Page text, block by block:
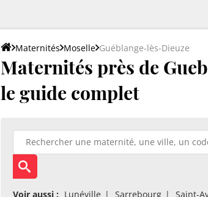
Maternités Moselle Guéblange-lès-Dieuze
Maternités près de
le guide complet
Voir aussi : Lunéville Sarrebourg Saint-